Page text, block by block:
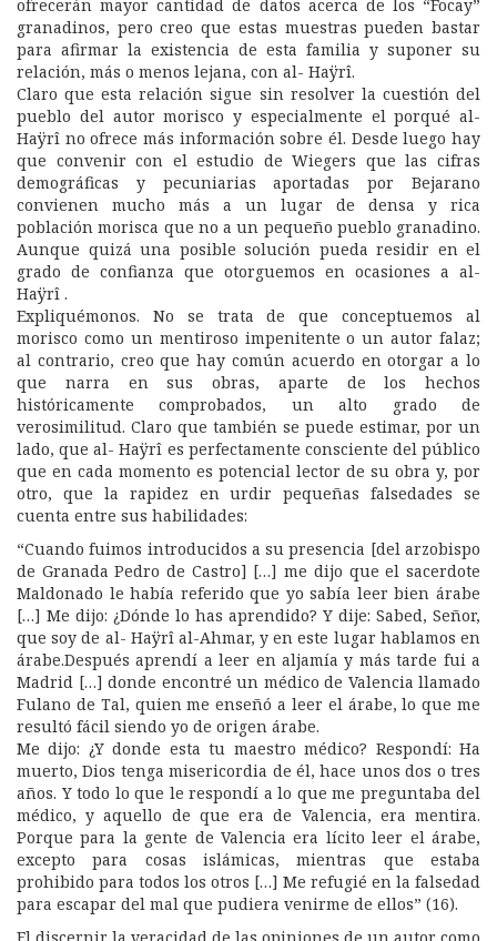
ofrecerán mayor cantidad de datos acerca de los “Focay”
granadinos, pero creo que estas muestras pueden bastar
para afirmar la existencia de esta familia y suponer su
relación, más o menos lejana, con al- Haÿrî.
Claro que esta relación sigue sin resolver la cuestión del
pueblo del autor morisco y especialmente el porqué al-
Haÿrî no ofrece más información sobre él. Desde luego hay
que convenir con el estudio de Wiegers que las cifras
demográficas y pecuniarias aportadas por Bejarano
convienen mucho más a un lugar de densa y rica
población morisca que no a un pequeño pueblo granadino.
Aunque quizá una posible solución pueda residir en el
grado de confianza que otorguemos en ocasiones a al-
Haÿrî .
Expliquémonos. No se trata de que conceptuemos al
morisco como un mentiroso impenitente o un autor falaz;
al contrario, creo que hay común acuerdo en otorgar a lo
que narra en sus obras, aparte de los hechos
históricamente comprobados, un alto grado de
verosimilitud. Claro que también se puede estimar, por un
lado, que al- Haÿrî es perfectamente consciente del público
que en cada momento es potencial lector de su obra y, por
otro, que la rapidez en urdir pequeñas falsedades se
cuenta entre sus habilidades:
“Cuando fuimos introducidos a su presencia [del arzobispo
de Granada Pedro de Castro] […] me dijo que el sacerdote
Maldonado le había referido que yo sabía leer bien árabe
[…] Me dijo: ¿Dónde lo has aprendido? Y dije: Sabed, Señor,
que soy de al- Haÿrî al-Ahmar, y en este lugar hablamos en
árabe.Después aprendí a leer en aljamía y más tarde fui a
Madrid […] donde encontré un médico de Valencia llamado
Fulano de Tal, quien me enseñó a leer el árabe, lo que me
resultó fácil siendo yo de origen árabe.
Me dijo: ¿Y donde esta tu maestro médico? Respondí: Ha
muerto, Dios tenga misericordia de él, hace unos dos o tres
años. Y todo lo que le respondí a lo que me preguntaba del
médico, y aquello de que era de Valencia, era mentira.
Porque para la gente de Valencia era lícito leer el árabe,
excepto para cosas islámicas, mientras que estaba
prohibido para todos los otros […] Me refugié en la falsedad
para escapar del mal que pudiera venirme de ellos” (16).